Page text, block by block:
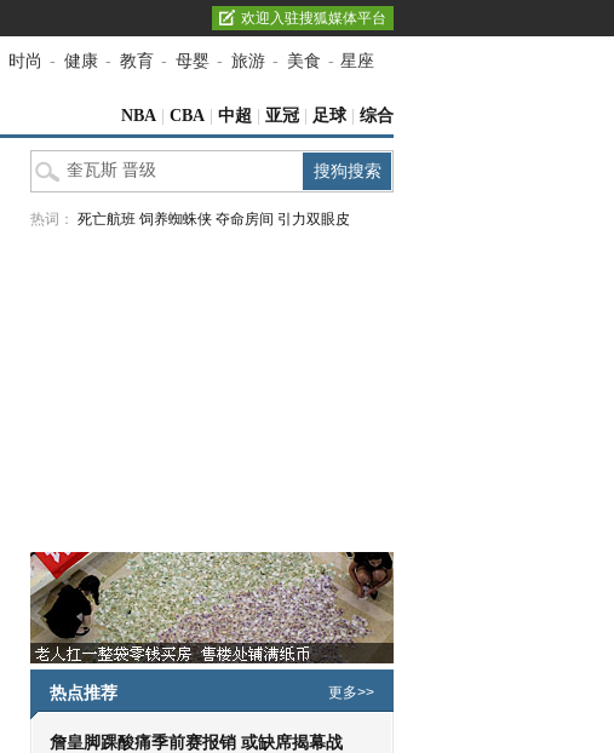
欢迎入驻搜狐媒体平台
时尚 - 健康 - 教育 - 母婴 - 旅游 - 美食 - 星座
NBA CBA 中超 亚冠 足球 综合
热词： 死亡航班 饲养蜘蛛侠 夺命房间 引力双眼皮
热点推荐 更多>>
詹皇脚踝酸痛季前赛报销 或缺席揭幕战